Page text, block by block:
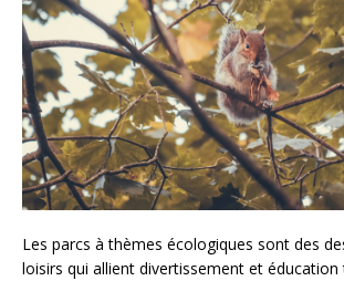
Les parcs à thèmes écologiques sont des
loisirs qui allient divertissement et